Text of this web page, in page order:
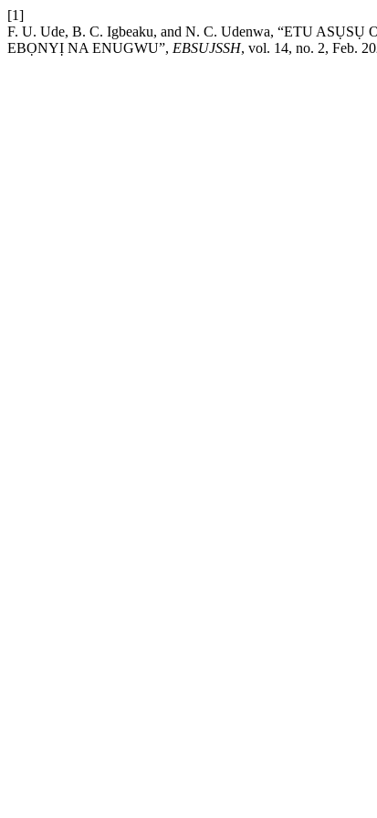
[1]
F. U. Ude, B. C. Igbeaku, and N. C. Udenwa, “ETU
EBỌNYỊ NA ENUGWU”, EBSUJSSH, vol. 14, no. 2, Feb.